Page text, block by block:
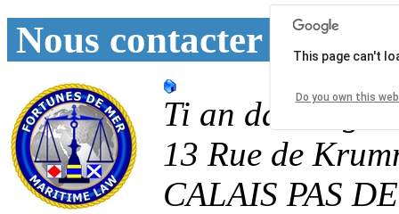
Nous contacter
Ti an
13 Rue de
CALAIS PAS
This page can't
Do you own this